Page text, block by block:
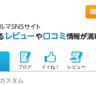
ブログ イイね！ レビュー
スタム